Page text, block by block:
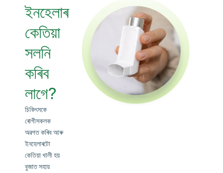
ইনহেলাৰ
কেতিয়া
সলনি
কৰিব
লাগে?
চিকিৎসকে
ৰোগীসকলক
অৱগত কৰিব আৰু
ইনহেলাৰটো
কেতিয়া খালী হয়
বুজাত সহায়